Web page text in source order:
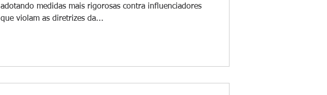
adotando medidas mais rigorosas contra influenciadores
que violam as diretrizes da...